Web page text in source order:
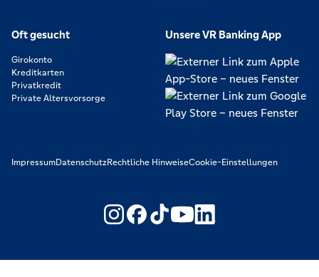
Oft gesucht
Girokonto
Kreditkarten
Privatkredit
Private Altersvorsorge
Unsere VR Banking App
ImpressumDatenschutzRechtliche HinweiseCookie-Einstellungen
https://www.youtube.com/
https://